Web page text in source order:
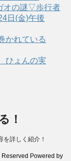
オの謎▽歩行者
日(金)午後
かれている
ひょんの実
！
詳しく紹介！
Powered by